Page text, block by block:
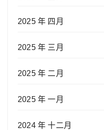
2025 年 四月
2025 年 三月
2025 年 二月
2025 年 一月
2024 年 十二月